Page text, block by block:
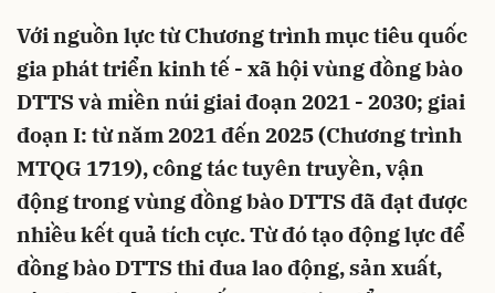
Với nguồn lực từ Chương trình mục tiêu quốc
gia phát triển kinh tế - xã hội vùng đồng bào
DTTS và miền núi giai đoạn 2021 - 2030; giai
đoạn I: từ năm 2021 đến 2025 (Chương trình
MTQG 1719), công tác tuyên truyền, vận
động trong vùng đồng bào DTTS đã đạt được
nhiều kết quả tích cực. Từ đó tạo động lực để
đồng bào DTTS thi đua lao động, sản xuất,